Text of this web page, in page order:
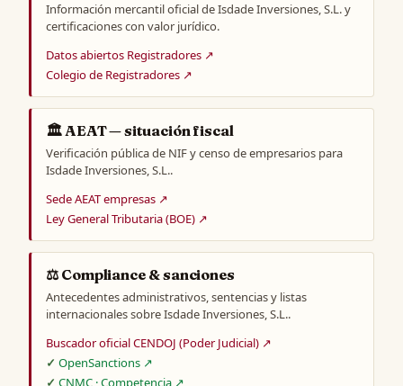
Información mercantil oficial de Isdade Inversiones, S.L. y
certificaciones con valor jurídico.
Datos abiertos Registradores ↗
Colegio de Registradores ↗
🏛️ AEAT — situación fiscal
Verificación pública de NIF y censo de empresarios para
Isdade Inversiones, S.L..
Sede AEAT empresas ↗
Ley General Tributaria (BOE) ↗
⚖️ Compliance & sanciones
Antecedentes administrativos, sentencias y listas
internacionales sobre Isdade Inversiones, S.L..
Buscador oficial CENDOJ (Poder Judicial) ↗
OpenSanctions ↗
CNMC · Competencia ↗